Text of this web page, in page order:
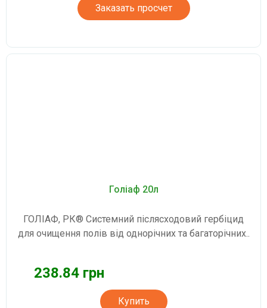
Заказать просчет
Голіаф 20л
ГОЛІАФ, РК® Системний післясходовий гербіцид
для очищення полів від однорічних та багаторічних..
238.84 грн
Купить